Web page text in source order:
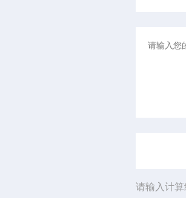
请输入计